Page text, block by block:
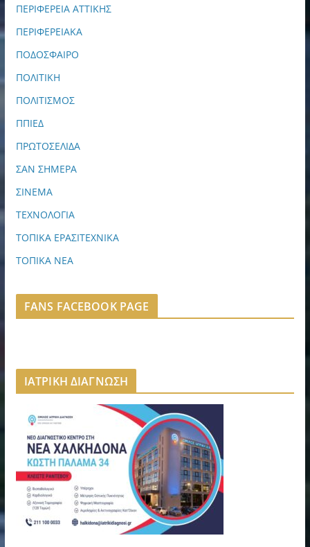
ΠΕΡΙΦΕΡΕΙΑ ΑΤΤΙΚΗΣ
ΠΕΡΙΦΕΡΕΙΑΚΑ
ΠΟΔΟΣΦΑΙΡΟ
ΠΟΛΙΤΙΚΗ
ΠΟΛΙΤΙΣΜΟΣ
ΠΠΙΕΔ
ΠΡΩΤΟΣΕΛΙΔΑ
ΣΑΝ ΣΗΜΕΡΑ
ΣΙΝΕΜΑ
ΤΕΧΝΟΛΟΓΙΑ
ΤΟΠΙΚΑ ΕΡΑΣΙΤΕΧΝΙΚΑ
ΤΟΠΙΚΑ ΝΕΑ
FANS FACEBOOK PAGE
ΙΑΤΡΙΚΗ ΔΙΑΓΝΩΣΗ